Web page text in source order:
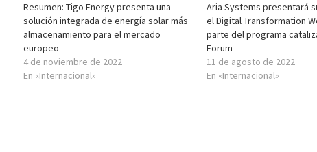
Resumen: Tigo Energy presenta una
solución integrada de energía solar más
almacenamiento para el mercado
europeo
4 de noviembre de 2022
En «Internacional»
Aria Systems presentará
el Digital Transformation
parte del programa
Forum
11 de agosto de 2022
En «Internacional»